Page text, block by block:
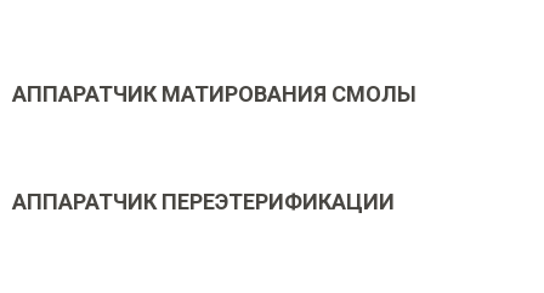
АППАРАТЧИК МАТИРОВАНИЯ СМОЛЫ
АППАРАТЧИК ПЕРЕЭТЕРИФИКАЦИИ